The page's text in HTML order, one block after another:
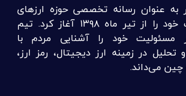
به عنوان رسانه تخصصی حوزه ارزهای
دیجیتال، فعالیت خود را از تیر ماه ۱۳۹۸ آغاز کرد. تیم
مسئولیت خود را آشنایی مردم با
تحلیل در زمینه ارز دیجیتال، رمز ارز،
می‌داند.